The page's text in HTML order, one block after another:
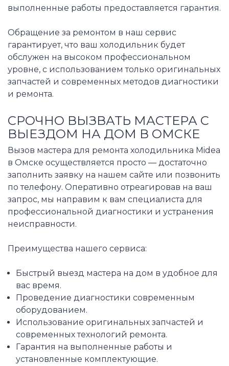
выполненные работы предоставляется гарантия.
Обращение за ремонтом в наш сервис
гарантирует, что ваш холодильник будет
обслужен на высоком профессиональном
уровне, с использованием только оригинальных
запчастей и современных методов диагностики
и ремонта.
СРОЧНО ВЫЗВАТЬ МАСТЕРА С
ВЫЕЗДОМ НА ДОМ В ОМСКЕ
Вызов мастера для ремонта холодильника Midea
в Омске осуществляется просто — достаточно
заполнить заявку на нашем сайте или позвонить
по телефону. Оперативно отреагировав на ваш
запрос, мы направим к вам специалиста для
профессиональной диагностики и устранения
неисправности.
Преимущества нашего сервиса:
Быстрый выезд мастера на дом в удобное для
вас время.
Проведение диагностики современным
оборудованием.
Использование оригинальных запчастей и
современных технологий ремонта.
Гарантия на выполненные работы и
установленные комплектующие.